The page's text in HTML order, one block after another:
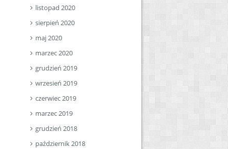
listopad 2020
sierpień 2020
maj 2020
marzec 2020
grudzień 2019
wrzesień 2019
czerwiec 2019
marzec 2019
grudzień 2018
październik 2018